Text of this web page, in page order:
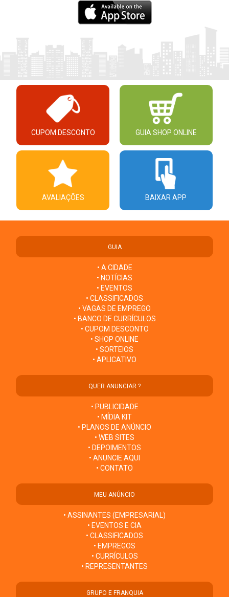
CUPOM DESCONTO GUIA SHOP ONLINE
AVALIAÇÕES BAIXAR APP
GUIA
• A CIDADE
• NOTÍCIAS
• EVENTOS
• CLASSIFICADOS
• VAGAS DE EMPREGO
• BANCO DE CURRÍCULOS
• CUPOM DESCONTO
• SHOP ONLINE
• SORTEIOS
• APLICATIVO
QUER ANUNCIAR ?
• PUBLICIDADE
• MÍDIA KIT
• PLANOS DE ANÚNCIO
• WEB SITES
• DEPOIMENTOS
• ANUNCIE AQUI
• CONTATO
MEU ANÚNCIO
• ASSINANTES (EMPRESARIAL)
• EVENTOS E CIA
• CLASSIFICADOS
• EMPREGOS
• CURRÍCULOS
• REPRESENTANTES
GRUPO E FRANQUIA